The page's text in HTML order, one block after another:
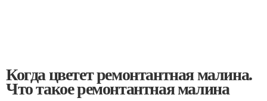
Когда цветет ремонтантная малина.
Что такое ремонтантная малина